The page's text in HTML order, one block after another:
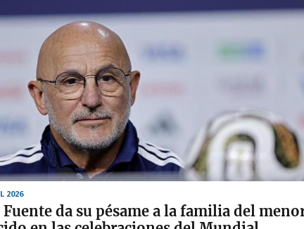
2026
Fuente da su pésame a la familia del